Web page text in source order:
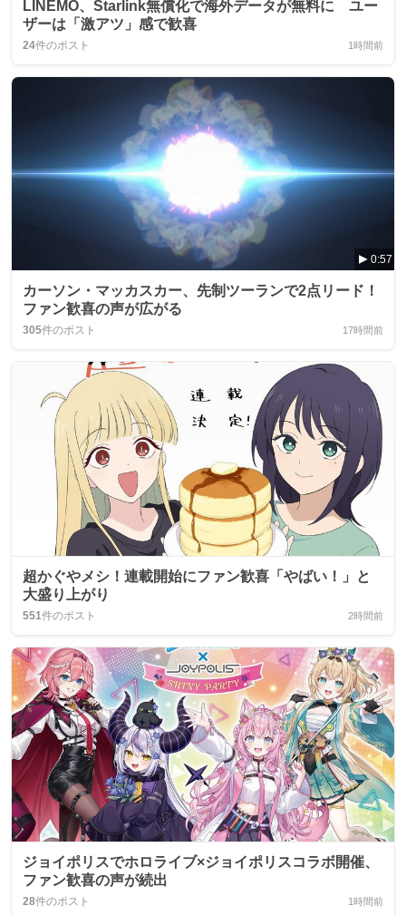
LINEMO、Starlink無償化で海外データが無料に ユー
ザーは「激アツ」感で歓喜
24件のポスト 1時間前
0:57
カーソン・マッカスカー、先制ツーランで2点リード！
ファン歓喜の声が広がる
305件のポスト 17時間前
超かぐやメシ！連載開始にファン歓喜「やばい！」と
大盛り上がり
551件のポスト 2時間前
ジョイポリスでホロライブ×ジョイポリスコラボ開催、
ファン歓喜の声が続出
28件のポスト 1時間前